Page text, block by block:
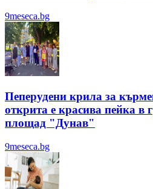
9meseca.bg
Пеперудени крила за
открита е красива пейка в
площад "Дунав"
9meseca.bg